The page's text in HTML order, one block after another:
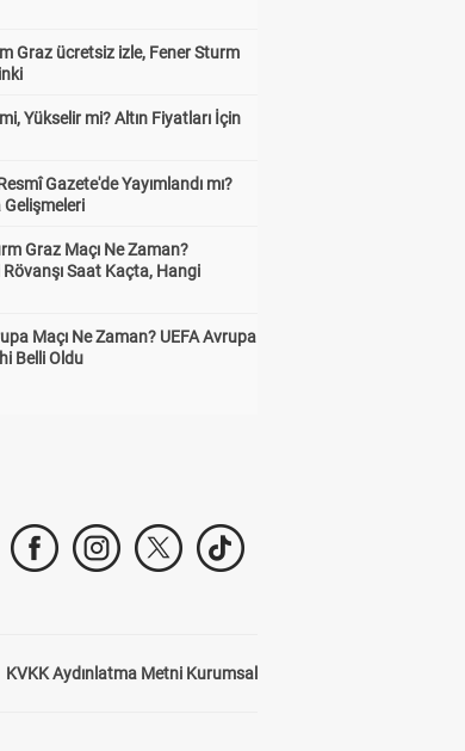
Graz ücretsiz izle, Fener Sturm
Yükselir mi? Altın Fiyatları İçin
Gazete'de Yayımlandı mı?
Graz Maçı Ne Zaman?
Saat Kaçta, Hangi
Maçı Ne Zaman? UEFA Avrupa
Belli Oldu
KVKK Aydınlatma Metni Kurumsal